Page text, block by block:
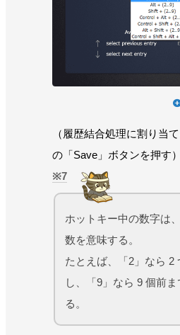
（履歴結合処理に割り当
の「Save」ボタンを押す）
7
ホットキー中の数字は
数を意味する。
たとえば、「2」なら 2
し、「9」なら 9 個前
る。